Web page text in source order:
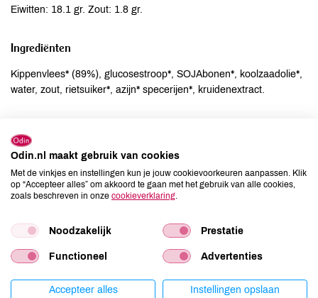
Eiwitten: 18.1 gr. Zout: 1.8 gr.
Ingrediënten
Kippenvlees* (89%), glucosestroop*, SOJAbonen*, koolzaadolie*,
water, zout, rietsuiker*, azijn* specerijen*, kruidenextract.
Aardnoten
niet aanwezig
Ei
niet aanwezig
Gluten
niet aanwezig
Lupine
niet aanwezig
Mosterd
niet aanwezig
Schaaldieren
niet aanwezig
Odin.nl maakt gebruik van cookies
Met de vinkjes en instellingen kun je jouw cookievoorkeuren aanpassen. Klik
op “Accepteer alles” om akkoord te gaan met het gebruik van alle cookies,
zoals beschreven in onze cookieverklaring.
Noodzakelijk Prestatie
Functioneel Advertenties
Accepteer alles Instellingen opslaan